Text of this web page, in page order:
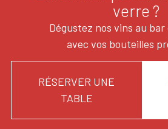
verre ?
Dégustez nos vins au
avec vos bouteilles
RÉSERVER UNE
TABLE